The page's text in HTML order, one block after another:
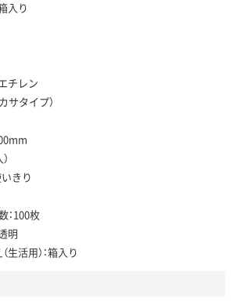
入り
チレン
サタイプ）
きり
：100枚
明
活用）：箱入り